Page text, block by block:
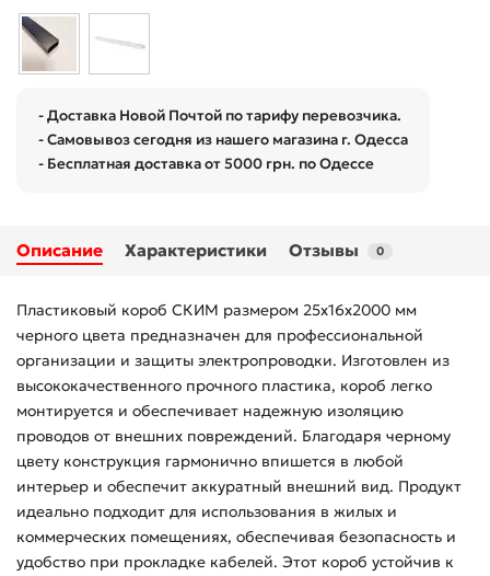
- Доставка Новой Почтой по тарифу перевозчика.
- Самовывоз сегодня из нашего магазина г. Одесса
- Бесплатная доставка от 5000 грн. по Одессе
Описание Характеристики Отзывы 0
Пластиковый короб СКИМ размером 25x16x2000 мм
черного цвета предназначен для профессиональной
организации и защиты электропроводки. Изготовлен из
высококачественного прочного пластика, короб легко
монтируется и обеспечивает надежную изоляцию
проводов от внешних повреждений. Благодаря черному
цвету конструкция гармонично впишется в любой
интерьер и обеспечит аккуратный внешний вид. Продукт
идеально подходит для использования в жилых и
коммерческих помещениях, обеспечивая безопасность и
удобство при прокладке кабелей. Этот короб устойчив к